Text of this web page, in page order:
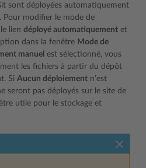
sont déployées automatiquement
Pour modifier le mode de
lien déployé automatiquement et
dans la fenêtre Mode de
manuel est sélectionné, vous
les fichiers à partir du dépôt
Si Aucun déploiement n’est
seront pas déployés sur le site de
utile pour le stockage et